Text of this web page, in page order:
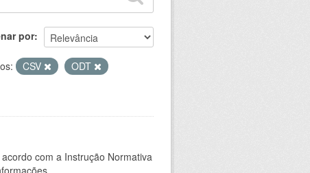
por
CSV
ODT
com a Instrução Normativa